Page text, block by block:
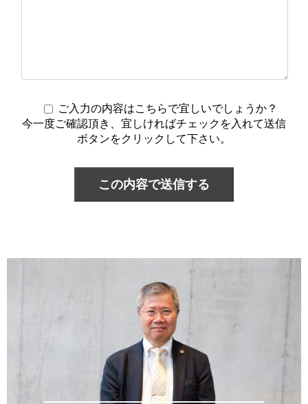
ご入力の内容はこちらで宜しいでしょうか？
今一度ご確認頂き、宜しければチェックを入れて送信
ボタンをクリックして下さい。